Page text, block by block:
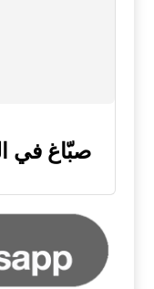
صبّاغ في